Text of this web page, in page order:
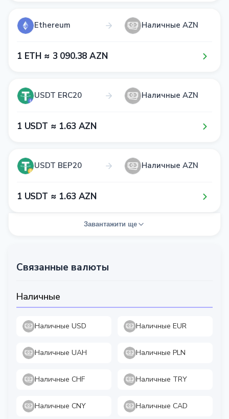
Ethereum Наличные AZN
1​ ETH ≈ 3​ 0​9​0​.3​8​ AZN
USDT ERC20 Наличные AZN
1​ USDT ≈ 1​.6​3​ AZN
USDT BEP20 Наличные AZN
1​ USDT ≈ 1​.6​3​ AZN
Завантажити ще
Связанные валюты
Наличные
Наличные USD Наличные EUR
Наличные UAH Наличные PLN
Наличные CHF Наличные TRY
Наличные CNY Наличные CAD